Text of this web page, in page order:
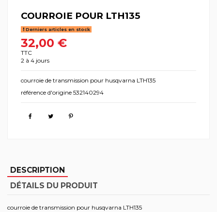
COURROIE POUR LTH135
Derniers articles en stock
32,00 €
TTC
2 à 4 jours
courroie de transmission pour husqvarna LTH135
référence d'origine 532140294
DESCRIPTION
DÉTAILS DU PRODUIT
courroie de transmission pour husqvarna LTH135